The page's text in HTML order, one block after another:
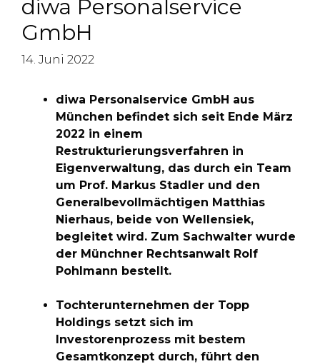
diwa Personalservice
GmbH
14. Juni 2022
diwa Personalservice GmbH aus
München befindet sich seit Ende März
2022 in einem
Restrukturierungsverfahren in
Eigenverwaltung, das durch ein Team
um Prof. Markus Stadler und den
Generalbevollmächtigen Matthias
Nierhaus, beide von Wellensiek,
begleitet wird. Zum Sachwalter wurde
der Münchner Rechtsanwalt Rolf
Pohlmann bestellt.
Tochterunternehmen der Topp
Holdings setzt sich im
Investorenprozess mit bestem
Gesamtkonzept durch, führt den